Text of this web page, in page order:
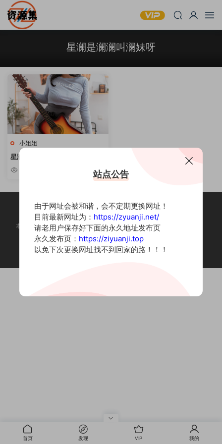
星澜是澜澜叫澜妹呀
小姐姐
星澜是澜澜叫澜妹呀 – 性感诱人
写真合集 [持续更新]
本站为摄影写真图片网站，内容来自网络收集整理，仅作个人学习使用。
如有违法内容请联系删除
Copyright © 2022 资源集
首页 发现 VIP 我的
站点公告
由于网址会被和谐，会不定期更换网址！
目前最新网址为： https://zyuanji.net/
请老用户保存好下面的永久地址发布页
永久发布页： https://ziyuanji.top
以免下次更换网址找不到回家的路！！！